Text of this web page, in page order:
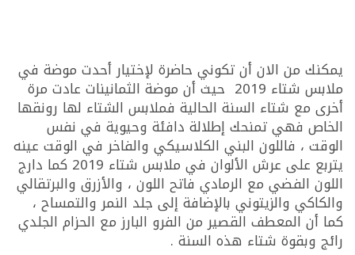
يمكنك من الان أن تكوني حاضرة لإختيار أحدت موضة في
ملابس شتاء 2019 حيث أن موضة الثمانينات عادت مرة
أخرى مع شتاء السنة الحالية فملابس الشتاء لها رونقها
الخاص فهي تمنحك إطلالة دافئة وحيوية في نفس
الوقت ، فاللون البني الكلاسيكي والفاخر في الوقت عينه
يتربع على عرش الألوان في ملابس شتاء 2019 كما دارج
اللون الفضي مع الرمادي فاتح اللون ، والأزرق والبرتقالي
والكاكي والزيتوني بالإضافة إلى جلد النمر والتمساح ،
كما أن المعطف القصير من الفرو البارز مع الحزام الجلدي
رائج وبقوة شتاء هذه السنة .